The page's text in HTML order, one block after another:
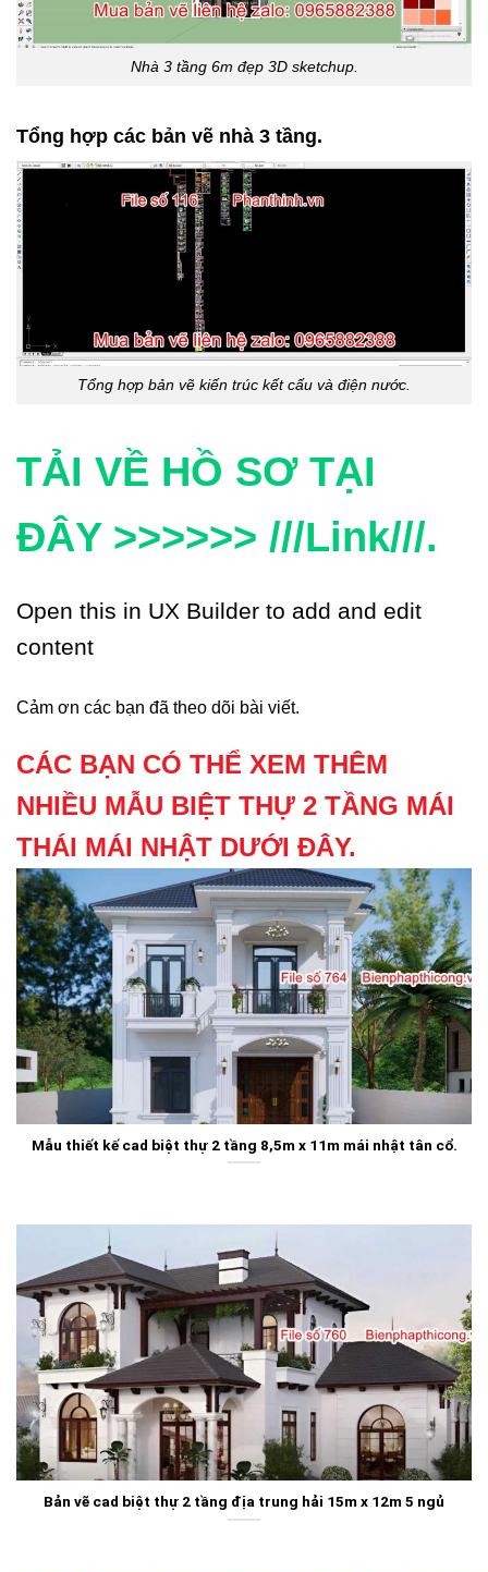
Nhà 3 tầng 6m đẹp 3D sketchup.
Tổng hợp các bản vẽ nhà 3 tầng.
Tổng hợp bản vẽ kiến trúc kết cấu và điện nước.
TẢI VỀ HỒ SƠ TẠI
ĐÂY >>>>>> ///Link///.
Open this in UX Builder to add and edit
content
Cảm ơn các bạn đã theo dõi bài viết.
CÁC BẠN CÓ THỂ XEM THÊM
NHIỀU MẪU BIỆT THỰ 2 TẦNG MÁI
THÁI MÁI NHẬT DƯỚI ĐÂY.
Mẫu thiết kế cad biệt thự 2 tầng 8,5m x 11m mái nhật tân cổ.
Bản vẽ cad biệt thự 2 tầng địa trung hải 15m x 12m 5 ngủ